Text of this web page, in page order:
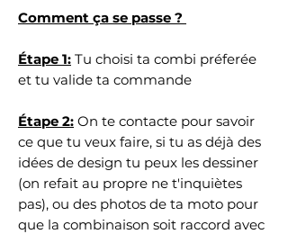
Comment ça se passe ?
Étape 1: Tu choisi ta combi préferée
et tu valide ta commande
Étape 2: On te contacte pour savoir
ce que tu veux faire, si tu as déjà des
idées de design tu peux les dessiner
(on refait au propre ne t'inquiètes
pas), ou des photos de ta moto pour
que la combinaison soit raccord avec